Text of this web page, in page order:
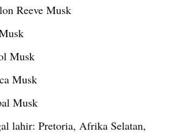
Reeve Musk
Musk
Musk
Musk
lahir: Pretoria, Afrika Selatan,